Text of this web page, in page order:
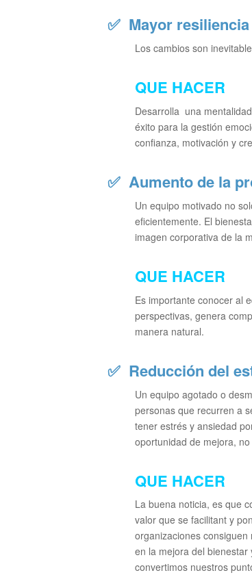
✅ Mayor
Los cambios son
QUE HACER
Desarrolla una
éxito para la gestión
confianza, motivación y
✅ Aumento de la
Un equipo motivado no
eficientemente. El
imagen corporativa de la
QUE HACER
Es importante conocer al
perspectivas, genera
manera natural.
✅ Reducción del
Un equipo agotado o
personas que recurren a
tener estrés y ansiedad
oportunidad de mejora,
QUE HACER
La buena noticia, es que
valor que se facilitant y
organizaciones
en la mejora del
convertimos nuestros